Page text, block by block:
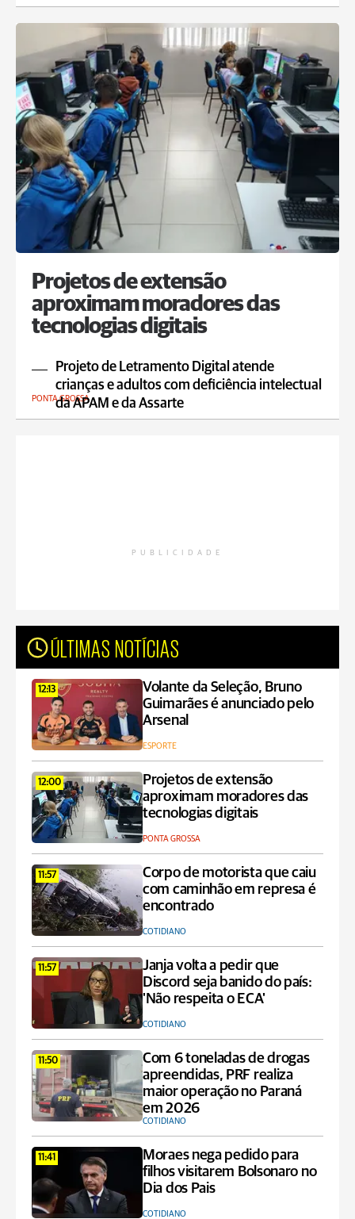
Projetos de extensão
aproximam moradores das
tecnologias digitais
Projeto de Letramento Digital atende
crianças e adultos com deficiência intelectual
da APAM e da Assarte
PONTA GROSSA
PUBLICIDADE
ÚLTIMAS NOTÍCIAS
12:13
Volante da Seleção, Bruno
Guimarães é anunciado pelo
Arsenal
ESPORTE
12:00
Projetos de extensão
aproximam moradores das
tecnologias digitais
PONTA GROSSA
11:57
Corpo de motorista que caiu
com caminhão em represa é
encontrado
COTIDIANO
11:57
Janja volta a pedir que
Discord seja banido do país:
'Não respeita o ECA'
COTIDIANO
11:50
Com 6 toneladas de drogas
apreendidas, PRF realiza
maior operação no Paraná
em 2026
COTIDIANO
11:41
Moraes nega pedido para
filhos visitarem Bolsonaro no
Dia dos Pais
COTIDIANO